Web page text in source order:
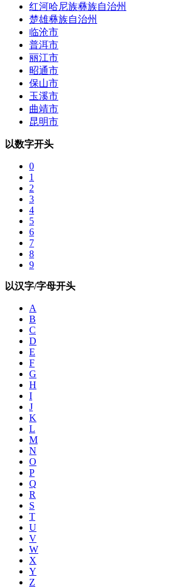
红河哈尼族彝族自治州
楚雄彝族自治州
临沧市
普洱市
丽江市
昭通市
保山市
玉溪市
曲靖市
昆明市
以数字开头
0
1
2
3
4
5
6
7
8
9
以汉字/字母开头
A
B
C
D
E
F
G
H
I
J
K
L
M
N
O
P
Q
R
S
T
U
V
W
X
Y
Z